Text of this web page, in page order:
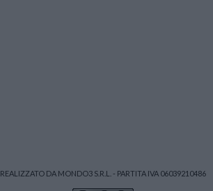
REALIZZATO DA MONDO3 S.R.L. - PARTITA IVA 06039210486